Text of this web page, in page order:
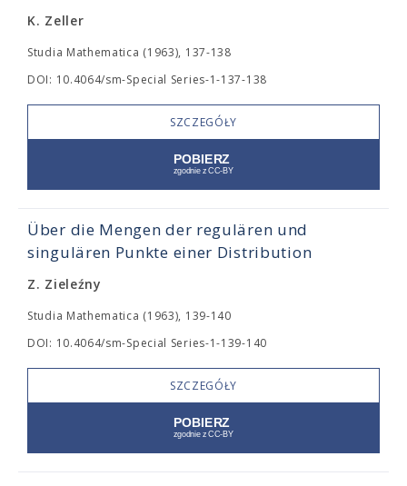
K. Zeller
Studia Mathematica (1963), 137-138
DOI: 10.4064/sm-Special Series-1-137-138
SZCZEGÓŁY
Über die Mengen der regulären und
singulären Punkte einer Distribution
Z. Zieleźny
Studia Mathematica (1963), 139-140
DOI: 10.4064/sm-Special Series-1-139-140
SZCZEGÓŁY